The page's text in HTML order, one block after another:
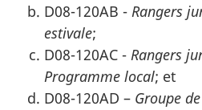
D08-120AB - Rangers
estivale;
D08-120AC - Rangers
Programme local; et
D08-120AD – Groupe